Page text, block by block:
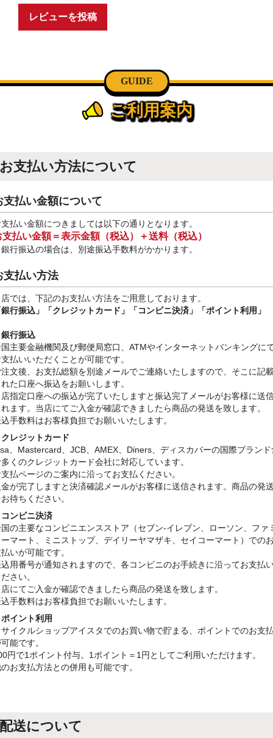
レビューを投稿
GUIDE
ご利用案内
お支払い方法について
支払い金額について
払い金額につきましては以下の通りとなります。
支払い金額＝表示金額（税込）＋送料（税込）
行振込の場合は、別途振込手数料がかかります。
支払い方法
では、下記のお支払い方法をご用意しております。
行振込」
「クレジットカード」「コンビニ決済」「ポイント利用」
行振込
主要金融機関及び郵便局窓口、ATMやインターネットバンキングに
払いいただくことが可能です。
文後、お支払総額を別途メールでご連絡いたしますので、そこに記
た口座へ振込をお願いします。
指定口座への振込が完了いたしますと振込完了メールがお客様に送
ます。当店にてご入金が確認できましたら商品の発送を致します。
手数料はお客様負担でお願いいたします。
レジットカード
、Mastercard、JCB、AMEX、Diners、ディスカバーの国際ブランド
くのクレジットカード会社に対応しています。
払ページのご案内に沿ってお支払ください。
が完了しますと決済確認メールがお客様に送信されます。商品の発
待ちください。
ンビニ決済
の主要なコンビニエンスストア（セブン-イレブン、ローソン、ファ
マート、ミニストップ、デイリーヤマザキ、セイコーマート）での
いが可能です。
用番号が通知されますので、各コンビニのお手続きに沿ってお支払
さい。
にてご入金が確認できましたら商品の発送を致します。
手数料はお客様負担でお願いいたします。
イント利用
イクルショップアイスタでのお買い物で貯まる、ポイントでのお支
能です。
円で1ポイント付与。1ポイント＝1円としてご利用いただけます。
お支払方法との併用も可能です。
配送について